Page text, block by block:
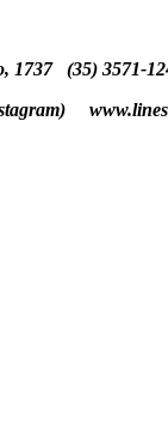
1737 (35) 3571-